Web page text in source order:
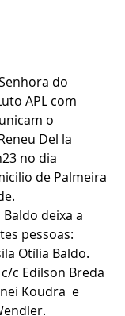
do
APL com
o
Del la
no dia
de Palmeira
deixa a
pessoas:
Otília Baldo.
c Edilson Breda
Koudra  e